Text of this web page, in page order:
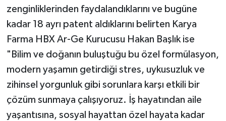
zenginliklerinden faydalandıklarını ve bugüne
kadar 18 ayrı patent aldıklarını belirten Karya
Farma HBX Ar-Ge Kurucusu Hakan Başlık ise
"Bilim ve doğanın buluştuğu bu özel formülasyon,
modern yaşamın getirdiği stres, uykusuzluk ve
zihinsel yorgunluk gibi sorunlara karşı etkili bir
çözüm sunmaya çalışıyoruz. İş hayatından aile
yaşantısına, sosyal hayattan özel hayata kadar